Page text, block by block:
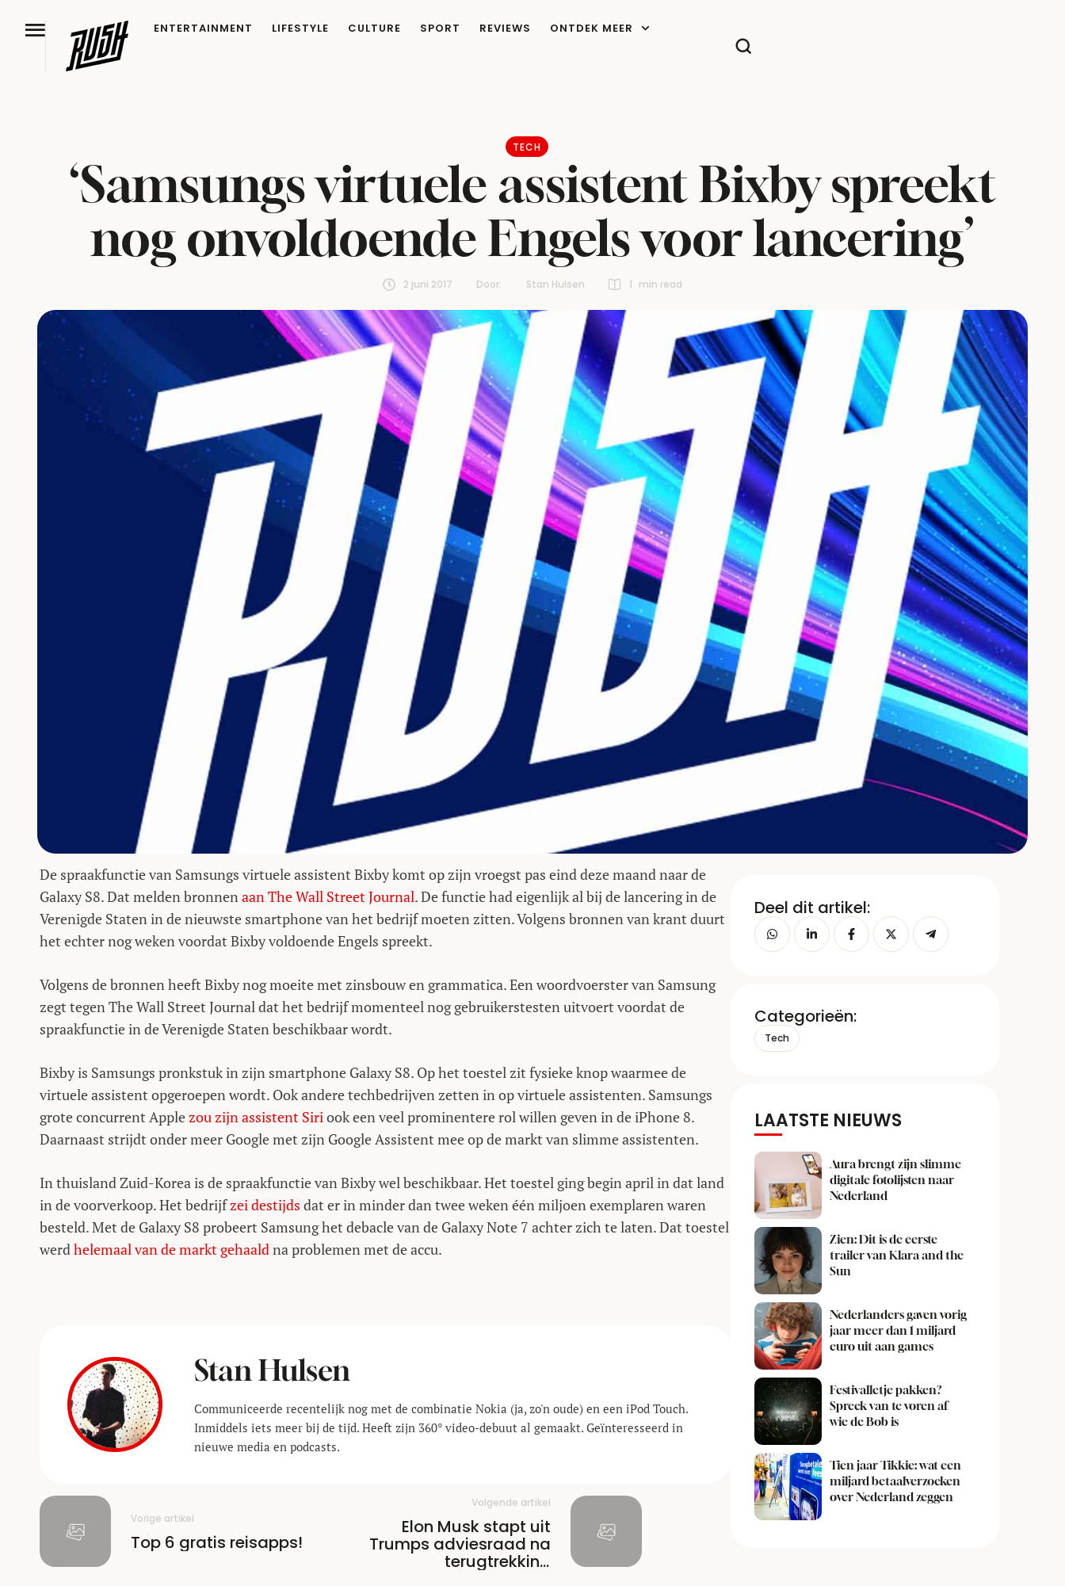
ENTERTAINMENT LIFESTYLE CULTURE SPORT REVIEWS ONTDEK MEER
TECH
‘Samsungs virtuele assistent Bixby spreekt
nog onvoldoende Engels voor lancering’
2 juni 2017 Door: Stan Hulsen 1 min read
De spraakfunctie van Samsungs virtuele assistent Bixby komt op zijn vroegst pas eind deze maand naar de
Galaxy S8. Dat melden bronnenaan The Wall Street Journal. De functie had eigenlijk al bij de lancering in de
Verenigde Staten in de nieuwste smartphone van het bedrijf moeten zitten. Volgens bronnen van krant duurt
het echter nog weken voordat Bixby voldoende Engels spreekt.
Volgens de bronnen heeft Bixby nog moeite met zinsbouw en grammatica. Een woordvoerster van Samsung
zegt tegen The Wall Street Journal dat het bedrijf momenteel nog gebruikerstesten uitvoert voordat de
spraakfunctie in de Verenigde Staten beschikbaar wordt.
Bixby is Samsungs pronkstuk in zijn smartphone Galaxy S8. Op het toestel zit fysieke knop waarmee de
virtuele assistent opgeroepen wordt. Ook andere techbedrijven zetten in op virtuele assistenten. Samsungs
grote concurrent Applezou zijn assistent Siriook een veel prominentere rol willen geven in de iPhone 8.
Daarnaast strijdt onder meer Google met zijn Google Assistent mee op de markt van slimme assistenten.
In thuisland Zuid-Korea is de spraakfunctie van Bixby wel beschikbaar. Het toestel ging begin april in dat land
in de voorverkoop. Het bedrijfzei destijds dat er in minder dan twee weken één miljoen exemplaren waren
besteld. Met de Galaxy S8 probeert Samsung het debacle van de Galaxy Note 7 achter zich te laten. Dat toestel
werdhelemaal van de markt gehaaldna problemen met de accu.
Stan Hulsen
Communiceerde recentelijk nog met de combinatie Nokia (ja, zo'n oude) en een iPod Touch.
Inmiddels iets meer bij de tijd. Heeft zijn 360° video-debuut al gemaakt. Geïnteresseerd in
nieuwe media en podcasts.
Vorige artikel
Top 6 gratis reisapps!
Volgende artikel
Elon Musk stapt uit
Trumps adviesraad na
terugtrekking
Deel dit artikel:
Categorieën:
Tech
LAATSTE NIEUWS
Aura brengt zijn slimme
digitale fotolijsten naar
Nederland
Zien: Dit is de eerste
trailer van Klara and the
Sun
Nederlanders gaven vorig
jaar meer dan 1 miljard
euro uit aan games
Festivalletje pakken?
Spreek van te voren af
wie de Bob is
Tien jaar Tikkie: wat een
miljard betaalverzoeken
over Nederland zeggen